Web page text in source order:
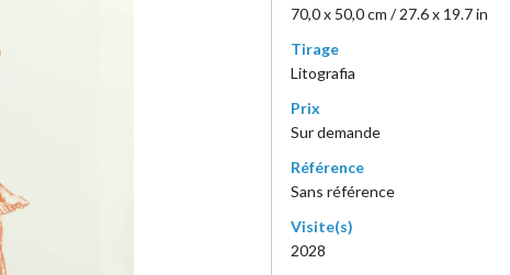
70,0 x 50,0 cm / 27.6 x 19.7 in
Tirage
Litografia
Prix
Sur demande
Référence
Sans référence
Visite(s)
2028